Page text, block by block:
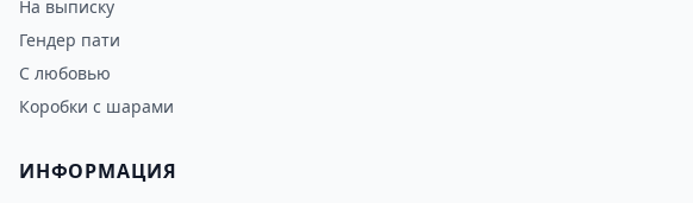
На выписку
Гендер пати
С любовью
Коробки с шарами
ИНФОРМАЦИЯ